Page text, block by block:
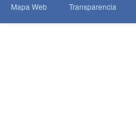
Mapa Web Transparencia